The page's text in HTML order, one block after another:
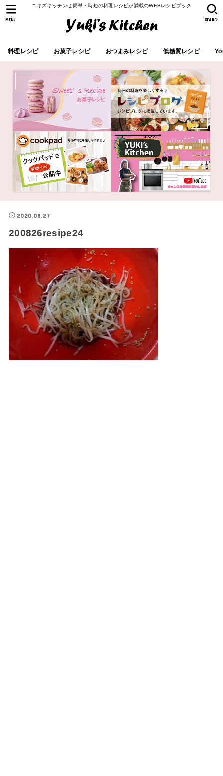
ユキズキッチンは簡単・時短の料理レシピが満載のWEBレシピブック
料理レシピ お菓子レシピ おつまみレシピ 低糖質レシピ
SEARCH
MENU
2020.08.27
200826resipe24